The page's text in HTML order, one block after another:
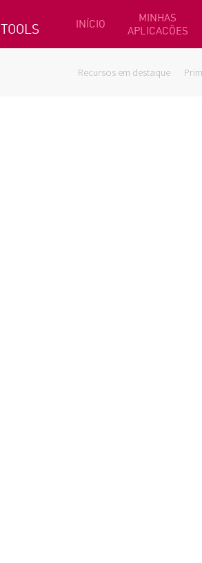
INÍCIO
MINHAS
APLICACÕES
Recursos em destaque